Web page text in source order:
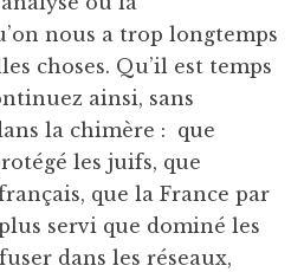
nous a trop longtemps
choses. Qu’il est temps
ainsi, sans
la chimère : que
les juifs, que
que la France par
servi que dominé les
dans les réseaux,